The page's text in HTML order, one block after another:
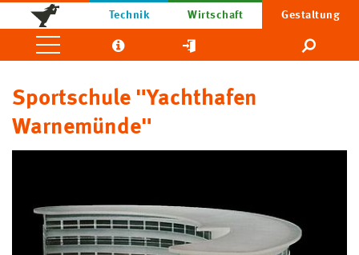
Technik Wirtschaft Gestaltung
Sportschule "Yachthafen
Warnemünde"